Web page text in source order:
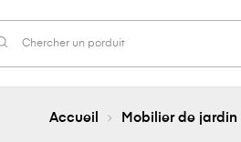
Accueil Mobilier de jardin